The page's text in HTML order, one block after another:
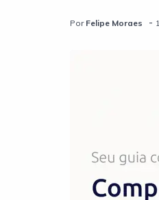
Por Felipe Moraes